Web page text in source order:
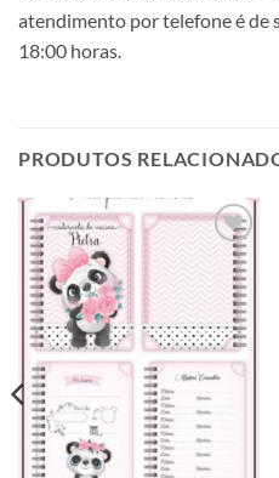
atendimento por telefone é de
18:00 horas.
PRODUTOS
Adicionar
a lista de
desejos